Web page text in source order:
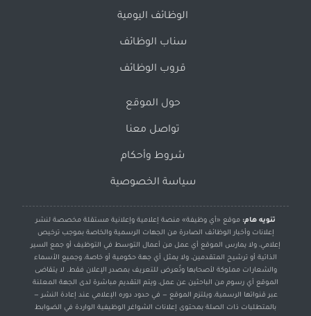
الوظائف اليومية
سناب الوظائف
قروب الوظائف
حول الموقع
تواصل معنا
شروط وأحكام
سياسة الخصوصية
تنويه هام: موقع «أي وظيفة» منصة إعلامية وإعلانية مستقلة مخصصة لنشر
إعلانات وأخبار الوظائف الصادرة من الجهات الرسمية والخاصة بموجب ترخيص
إعلامي، ولا يمارس الموقع أي عمل من أعمال التوسط في التوظيف أو جمع السير
الذاتية أو ترشيح المتقدمين، ولا يمثل أي جهة حكومية أو خاصة، وجميع الأسماء
والشعارات مملوكة لأصحابها وتُعرض للتعريف بمصدر الإعلان فقط. لا يتقاضى
الموقع أي رسوم من الباحثين عن عمل، ويتم التقديم مباشرة لدى الجهة المعلنة
عبر قنواتها الرسمية، ويلتزم الموقع — في حدود دوره الإعلامي عند إعادة النشر —
بالمتطلبات ذات الصلة بمحتوى إعلانات الشواغر الوظيفية الواردة في الضوابط